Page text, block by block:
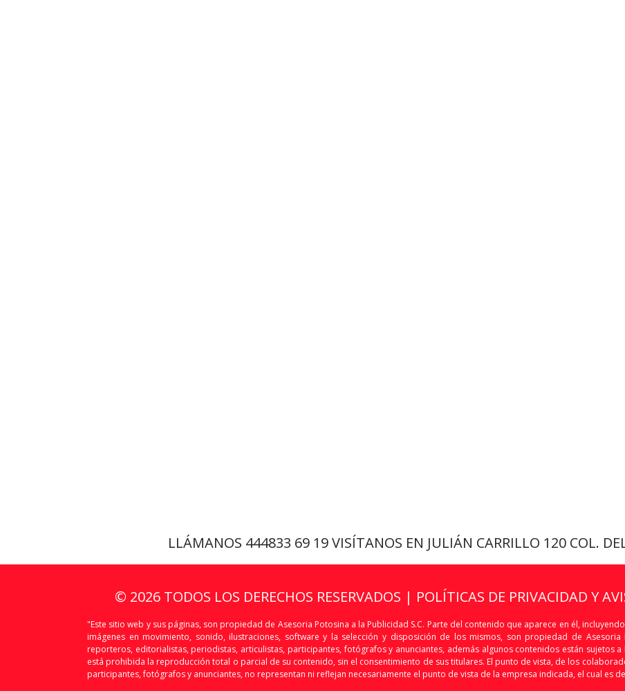
LLÁMANOS 444833 69 19VISÍTANOS EN JULIÁN CARRILLO 120 COL.
© 2026 TODOS LOS DERECHOS RESERVADOS | POLÍTICAS DE PRIVACIDAD Y
"Este sitio web y sus páginas, son propiedad de Asesoria Potosina a la Publicidad S.C. Parte del contenido que aparece en él,
imágenes en movimiento, sonido, ilustraciones, software y la selección y disposición de los mismos, son propiedad de
reporteros, editorialistas, periodistas, articulistas, participantes, fotógrafos y anunciantes, además algunos contenidos están sujetos
está prohibida la reproducción total o parcial de su contenido, sin el consentimiento de sus titulares. El punto de vista, de los
participantes, fotógrafos y anunciantes, no representan ni reflejan necesariamente el punto de vista de la empresa indicada, el cual es